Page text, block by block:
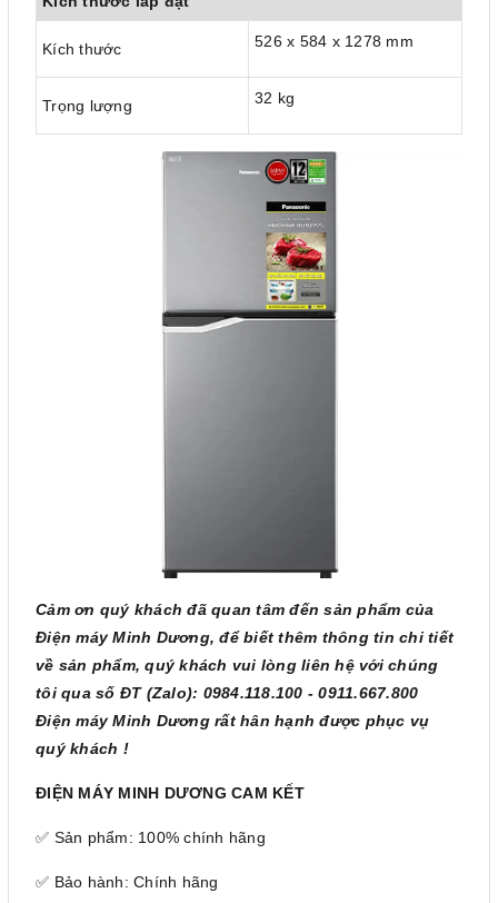
Kích thước 526 x 584 x 1278 mm
Trọng lượng 32 kg
Cảm ơn quý khách đã quan tâm đến sản phẩm của
Điện máy Minh Dương, để biết thêm thông tin chi tiết
về sản phẩm, quý khách vui lòng liên hệ với chúng
tôi qua số ĐT (Zalo): 0984.118.100 - 0911.667.800
Điện máy Minh Dương rất hân hạnh được phục vụ
quý khách !
ĐIỆN MÁY MINH DƯƠNG CAM KẾT
✅ Sản phẩm: 100% chính hãng
✅ Bảo hành: Chính hãng